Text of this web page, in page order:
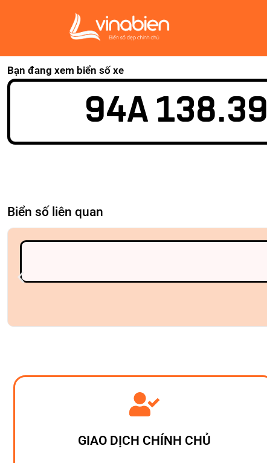
Bạn đang xem biển số xe
94A 138.39
Biển số liên quan
GIAO DỊCH CHÍNH CHỦ